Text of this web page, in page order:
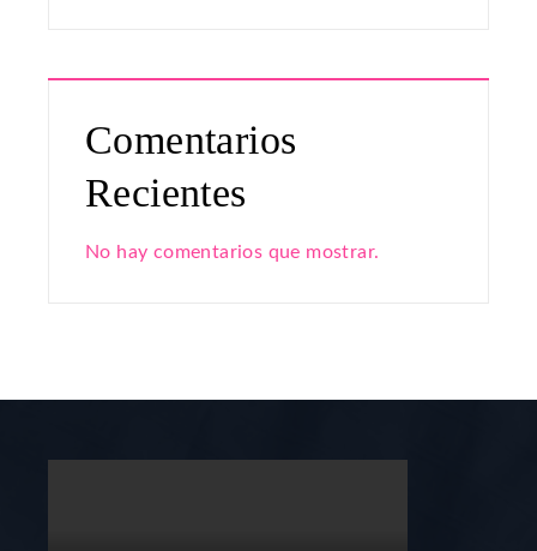
Comentarios
Recientes
No hay comentarios que mostrar.